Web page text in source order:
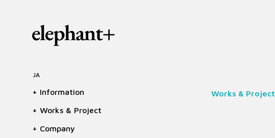
JA
+ Information
+ Works & Project
+ Company
Works & Project